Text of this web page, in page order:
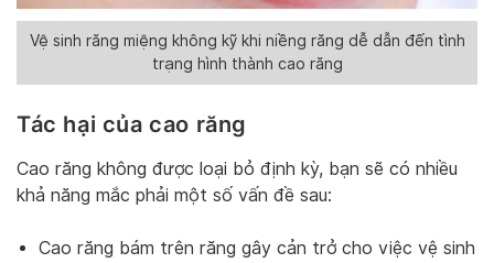
Vệ sinh răng miệng không kỹ khi niềng răng dễ dẫn đến tình
trạng hình thành cao răng
Tác hại của cao răng
Cao răng không được loại bỏ định kỳ, bạn sẽ có nhiều
khả năng mắc phải một số vấn đề sau:
Cao răng bám trên răng gây cản trở cho việc vệ sinh